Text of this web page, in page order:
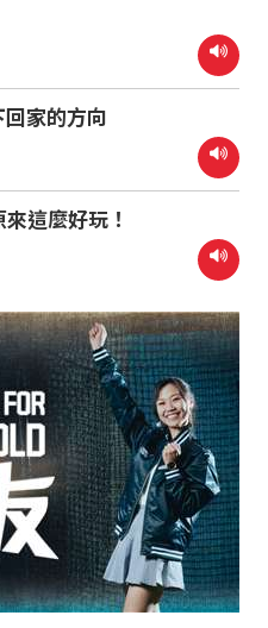
家的方向
這麼好玩！